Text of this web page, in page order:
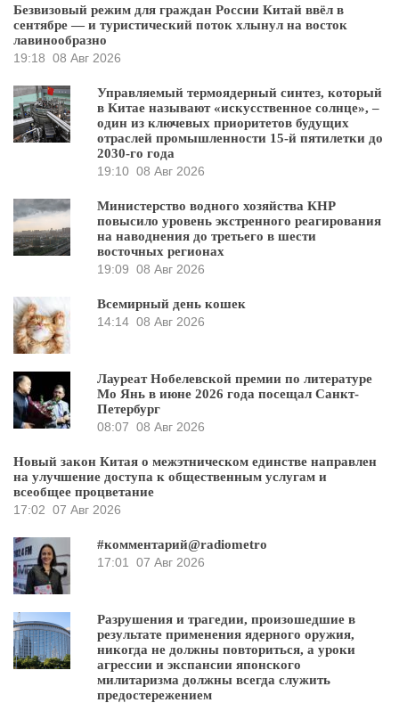
Безвизовый режим для граждан России Китай ввёл в
сентябре — и туристический поток хлынул на восток
лавинообразно
19:18 08 Авг 2026
Управляемый термоядерный синтез, который
в Китае называют «искусственное солнце», –
один из ключевых приоритетов будущих
отраслей промышленности 15-й пятилетки до
2030-го года
19:10 08 Авг 2026
Министерство водного хозяйства КНР
повысило уровень экстренного реагирования
на наводнения до третьего в шести
восточных регионах
19:09 08 Авг 2026
Всемирный день кошек
14:14 08 Авг 2026
Лауреат Нобелевской премии по литературе
Мо Янь в июне 2026 года посещал Санкт-
Петербург
08:07 08 Авг 2026
Новый закон Китая о межэтническом единстве направлен
на улучшение доступа к общественным услугам и
всеобщее процветание
17:02 07 Авг 2026
#комментарий@radiometro
17:01
07 Авг 2026
Разрушения и трагедии, произошедшие в
результате применения ядерного оружия,
никогда не должны повториться, а уроки
агрессии и экспансии японского
милитаризма должны всегда служить
предостережением